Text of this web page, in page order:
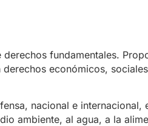
fundamentales.
económicos,
nacional e internacional,
ambiente, al agua, a la